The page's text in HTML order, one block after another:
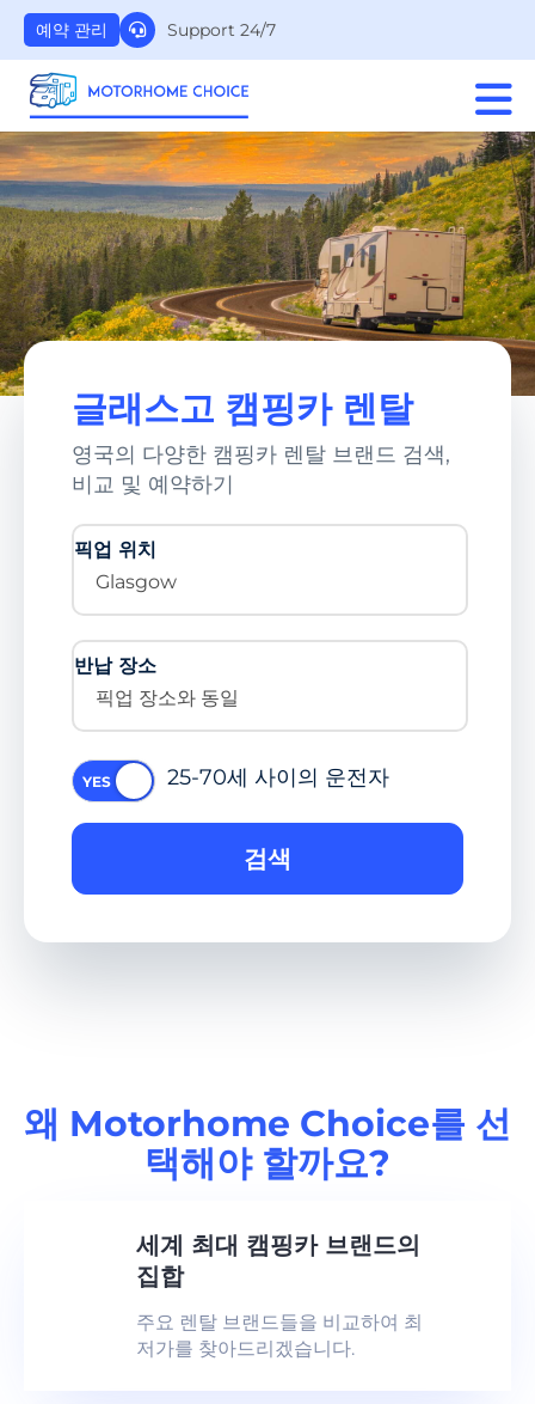
Support 24/7
예약 관리
글래스고 캠핑카 렌탈
영국의 다양한 캠핑카 렌탈 브랜드 검색,
비교 및 예약하기
픽업 위치
Glasgow
반납 장소
픽업 장소와 동일
25-70세 사이의 운전자
검색
왜 Motorhome Choice를 선
택해야 할까요?
세계 최대 캠핑카 브랜드의
집합
주요 렌탈 브랜드들을 비교하여 최
저가를 찾아드리겠습니다.